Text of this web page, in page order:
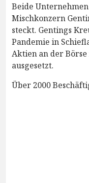
Beide
Mischkonzern
steckt. Gentings
Pandemie in
Aktien an der
ausgesetzt.
Über 2000